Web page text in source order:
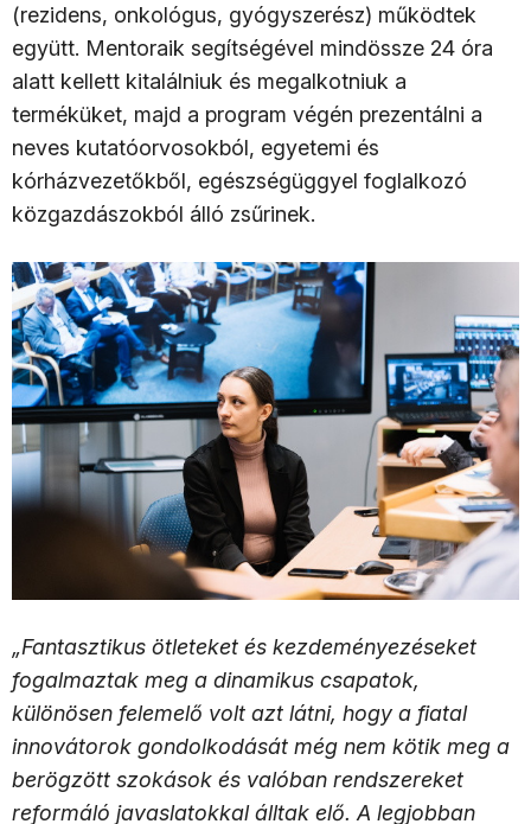
(rezidens, onkológus, gyógyszerész) működtek
együtt. Mentoraik segítségével mindössze 24 óra
alatt kellett kitalálniuk és megalkotniuk a
terméküket, majd a program végén prezentálni a
neves kutatóorvosokból, egyetemi és
kórházvezetőkből, egészségüggyel foglalkozó
közgazdászokból álló zsűrinek.
„Fantasztikus ötleteket és kezdeményezéseket
fogalmaztak meg a dinamikus csapatok,
különösen felemelő volt azt látni, hogy a fiatal
innovátorok gondolkodását még nem kötik meg a
berögzött szokások és valóban rendszereket
reformáló javaslatokkal álltak elő. A legjobban